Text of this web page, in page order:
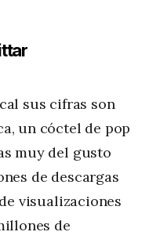
sus cifras son
un cóctel de pop
muy del gusto
de descargas
visualizaciones
de